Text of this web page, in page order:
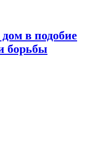
в подобие
борьбы